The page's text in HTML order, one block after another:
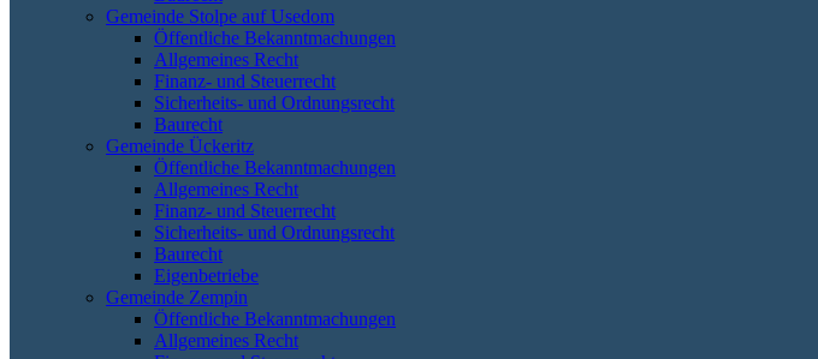
Gemeinde Stolpe auf Usedom
Öffentliche Bekanntmachungen
Allgemeines Recht
Finanz- und Steuerrecht
Sicherheits- und Ordnungsrecht
Baurecht
Gemeinde Ückeritz
Öffentliche Bekanntmachungen
Allgemeines Recht
Finanz- und Steuerrecht
Sicherheits- und Ordnungsrecht
Baurecht
Eigenbetriebe
Gemeinde Zempin
Öffentliche Bekanntmachungen
Allgemeines Recht